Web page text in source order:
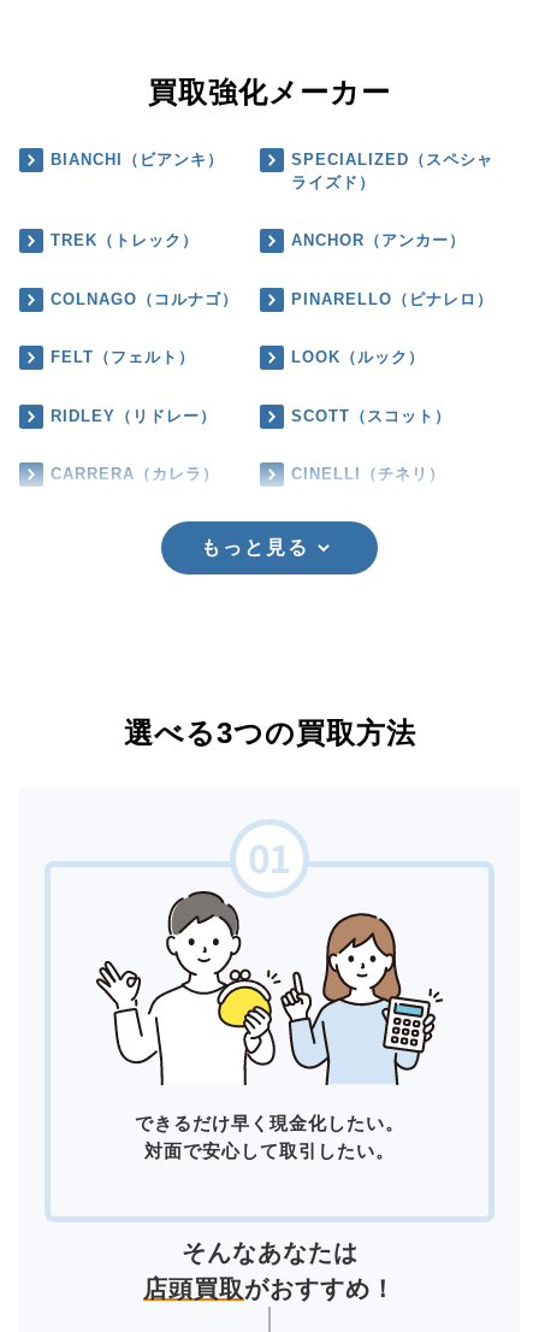
買取強化メーカー
BIANCHI（ビアンキ）
SPECIALIZED（スペシャ
ライズド）
TREK（トレック） ANCHOR（アンカー）
COLNAGO（コルナゴ） PINARELLO（ピナレロ）
FELT（フェルト） LOOK（ルック）
RIDLEY（リドレー） SCOTT（スコット）
CARRERA（カレラ） CINELLI（チネリ）
もっと見る
選べる3つの買取方法
できるだけ早く現金化したい。
対面で安心して取引したい。
そんなあなたは
店頭買取がおすすめ！